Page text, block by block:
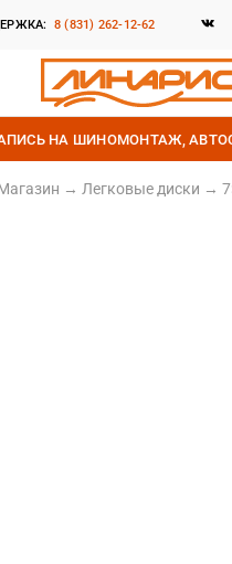
8 (831) 262-12-62
шин,
НА ШИНОМОНТАЖ,
→ Легковые диски →